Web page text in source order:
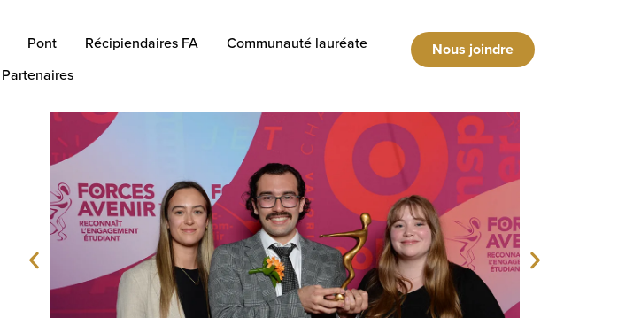
Pont Récipiendaires FA
Communauté lauréate
Partenaires
Nous joindre